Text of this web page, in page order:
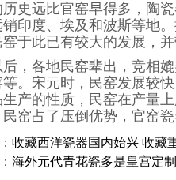
远比官窑早得多，陶瓷
印度、埃及和波斯等地
于此已有较大的发展，并
各地民窑辈出，竞相媲
。宋元时，民窑发展较
产的性质，民窑在产量
窑占了压倒优势，官窑瓷
收藏西洋瓷器国内始兴 收藏
海外元代青花瓷多是皇宫定